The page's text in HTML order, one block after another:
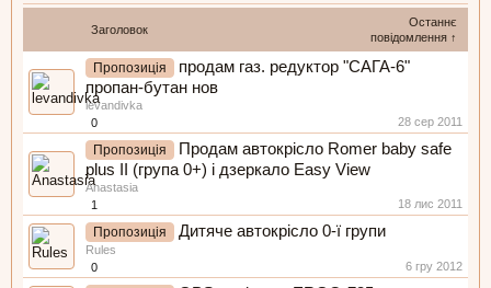
Заголовок
Останнє
повідомлення ↑
Пропозиція
продам газ. редуктор "САГА-6"
пропан-бутан нов
levandivka
0
28 сер 2011
Пропозиція
Продам автокрісло Romer baby safe
plus II (група 0+) і дзеркало Easy View
Anastasia
1
18 лис 2011
Пропозиція Дитяче автокрісло 0-ї групи
Rules
0
6 гру 2012